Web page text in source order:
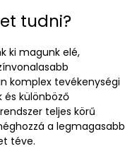
tudni?
ki magunk elé,
komplex tevékenységi
és különböző
teljes körű
a legmagasabb
téve.